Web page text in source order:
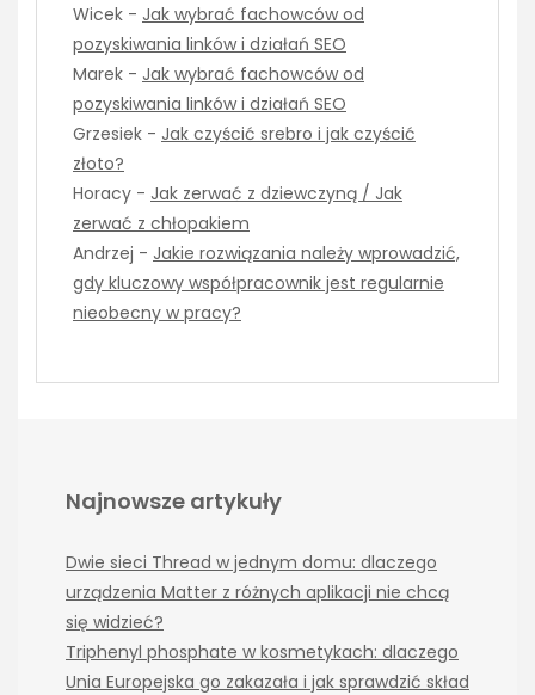
Wicek - Jak wybrać fachowców od
pozyskiwania linków i działań SEO
Marek - Jak wybrać fachowców od
pozyskiwania linków i działań SEO
Grzesiek - Jak czyścić srebro i jak czyścić
złoto?
Horacy - Jak zerwać z dziewczyną / Jak
zerwać z chłopakiem
Andrzej - Jakie rozwiązania należy wprowadzić,
gdy kluczowy współpracownik jest regularnie
nieobecny w pracy?
Najnowsze artykuły
Dwie sieci Thread w jednym domu: dlaczego
urządzenia Matter z różnych aplikacji nie chcą
się widzieć?
Triphenyl phosphate w kosmetykach: dlaczego
Unia Europejska go zakazała i jak sprawdzić skład